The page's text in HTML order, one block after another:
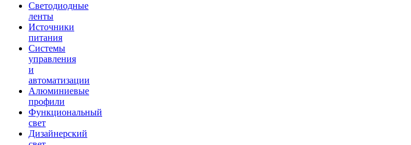
Светодиодные
ленты
Источники
питания
Системы
управления
и
автоматизации
Алюминиевые
профили
Функциональный
свет
Дизайнерский